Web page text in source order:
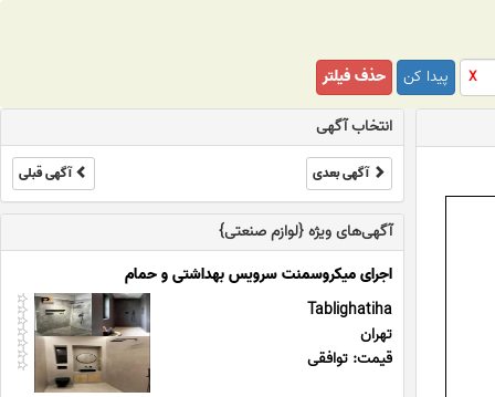
X پیدا کن
حذف فیلتر
انتخاب آگهی
آگهی بعدی آگهی قبلی
آگهی‌های ویژه {لوازم صنعتی}
اجرای میکروسمنت سرویس بهداشتی و حمام
Tablighatiha
تهران
قیمت: توافقی